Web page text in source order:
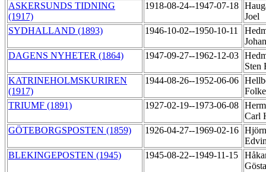
ASKERSUNDS TIDNING
(1917)
1918-08-24--1947-07-18
Joel
SYDHALLAND (1893)
1946-10-02--1950-10-11
DAGENS NYHETER (1864)
1947-09-27--1962-12-03
Sten
KATRINEHOLMSKURIREN
(1917)
1944-08-26--1952-06-06
TRIUMF (1891)
1927-02-19--1973-06-08
Carl
GÖTEBORGSPOSTEN (1859)
1926-04-27--1969-02-16
BLEKINGEPOSTEN (1945)
1945-08-22--1949-11-15
Gösta